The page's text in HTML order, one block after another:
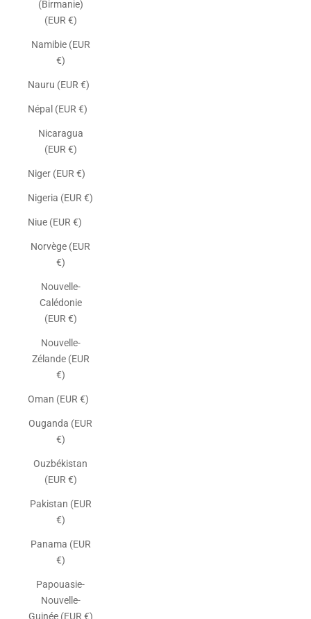
(Birmanie)
(EUR €)
Namibie (EUR
€)
Nauru (EUR €)
Népal (EUR €)
Nicaragua
(EUR €)
Niger (EUR €)
Nigeria (EUR €)
Niue (EUR €)
Norvège (EUR
€)
Nouvelle-
Calédonie
(EUR €)
Nouvelle-
Zélande (EUR
€)
Oman (EUR €)
Ouganda (EUR
€)
Ouzbékistan
(EUR €)
Pakistan (EUR
€)
Panama (EUR
€)
Papouasie-
Nouvelle-
Guinée (EUR €)